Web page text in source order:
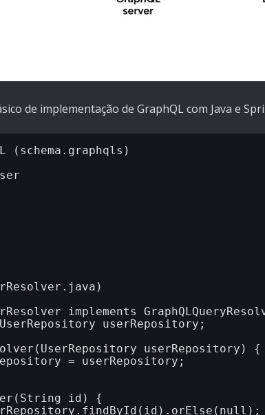
de implementação de GraphQL com Java e
(schema.graphqls)
implements